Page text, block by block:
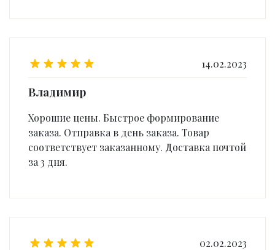
14.02.2023
Владимир
Хорошие цены. Быстрое формирование
заказа. Отправка в день заказа. Товар
соответствует заказанному. Доставка почтой
за 3 дня.
02.02.2023